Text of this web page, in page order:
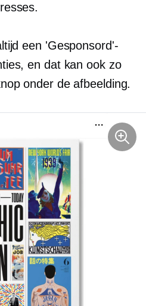
een 'Gesponsord'-
en dat kan ook zo
onder de afbeelding.